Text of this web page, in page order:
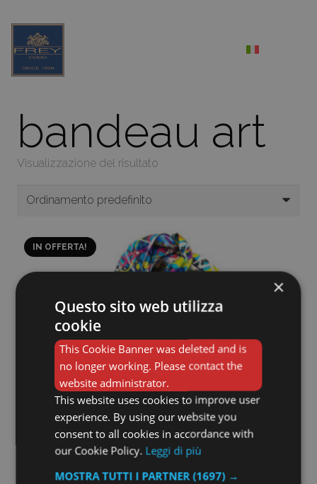
bandeau art
Visualizzazione del risultato
IN OFFERTA!
×
Questo sito web utilizza
cookie
This Cookie Banner was deleted and is
no longer working. Please contact the
website administrator.
This website uses cookies to improve user
experience. By using our website you
consent to all cookies in accordance with
our Cookie Policy. Leggi di più
MOSTRA TUTTI I PARTNER (1697) →